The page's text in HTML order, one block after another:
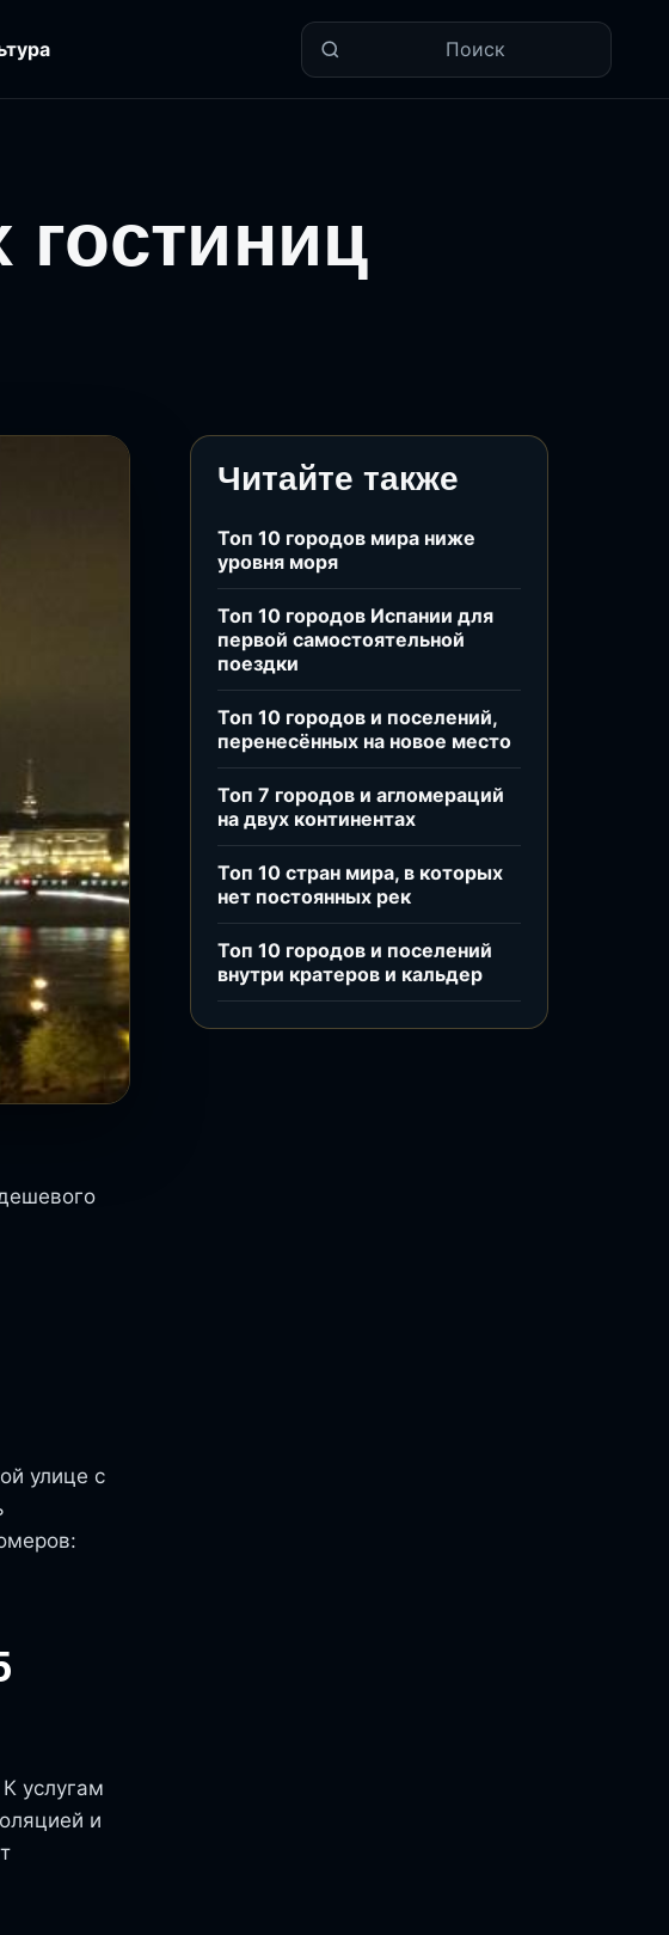
Поиск
улице с
услугам
и
Читайте также
Топ 10 городов мира ниже
уровня моря
Топ 10 городов Испании для
первой самостоятельной
поездки
Топ 10 городов и поселений,
перенесённых на новое место
Топ 7 городов и агломераций
на двух континентах
Топ 10 стран мира, в которых
нет постоянных рек
Топ 10 городов и поселений
внутри кратеров и кальдер